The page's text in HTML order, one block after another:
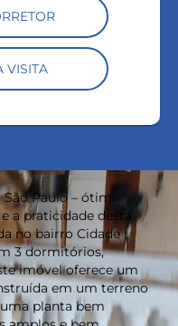
VISITA
São Paulo – ótima
a praticidade desta
no bairro Cidade
3 dormitórios,
imóvel oferece um
em um terreno
planta bem